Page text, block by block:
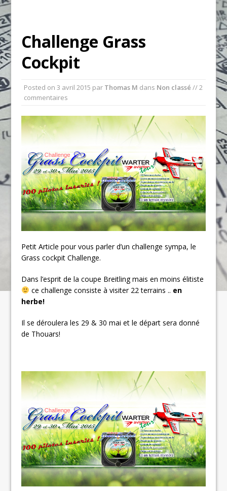
Challenge Grass
Cockpit
Posted on3 avril 2015 par Thomas M dans Non classé // 2
commentaires
Petit Article pour vous parler d’un challenge sympa, le
Grass cockpit Challenge.
Dans l’esprit de la coupe Breitling mais en moins élitiste
ce challenge consiste à visiter 22 terrains .. en
herbe!
Il se déroulera les 29 & 30 mai et le départ sera donné
de Thouars!